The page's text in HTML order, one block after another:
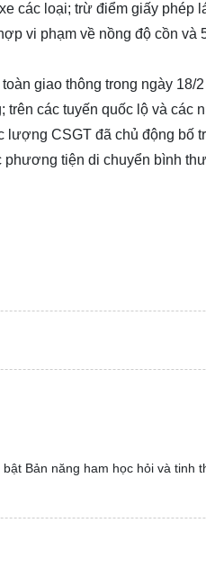
các loại; trừ điểm giấy
vi phạm về nồng độ cồn
giao thông trong ngày
trên các tuyến quốc lộ và
CSGT đã chủ động bố
phương tiện di chuyển bình
Bản năng ham học hỏi và tinh